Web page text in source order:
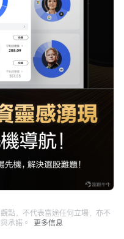
點，不代表富途任何立場，亦不
承諾。
更多信息